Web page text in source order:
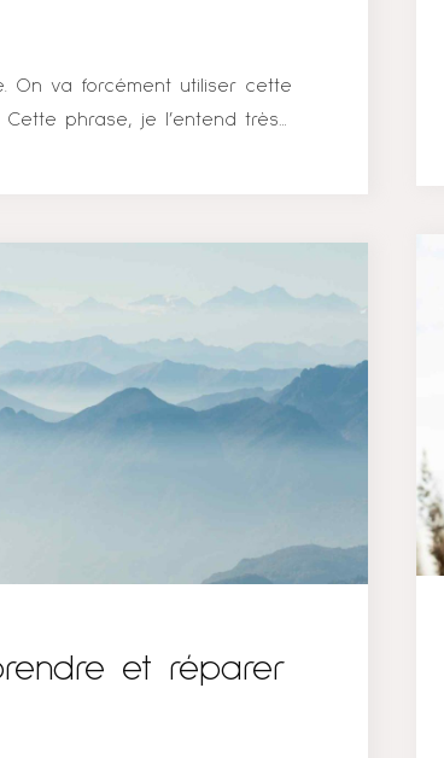
On va forcément utiliser cette
phrase, je l’entend très
et nos faiblesses avec quelqu’un
avoir diverses raisons: La peur
L’une...
et réparer